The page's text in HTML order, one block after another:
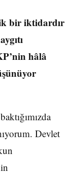
bir iktidardır
hâlâ
Devlet